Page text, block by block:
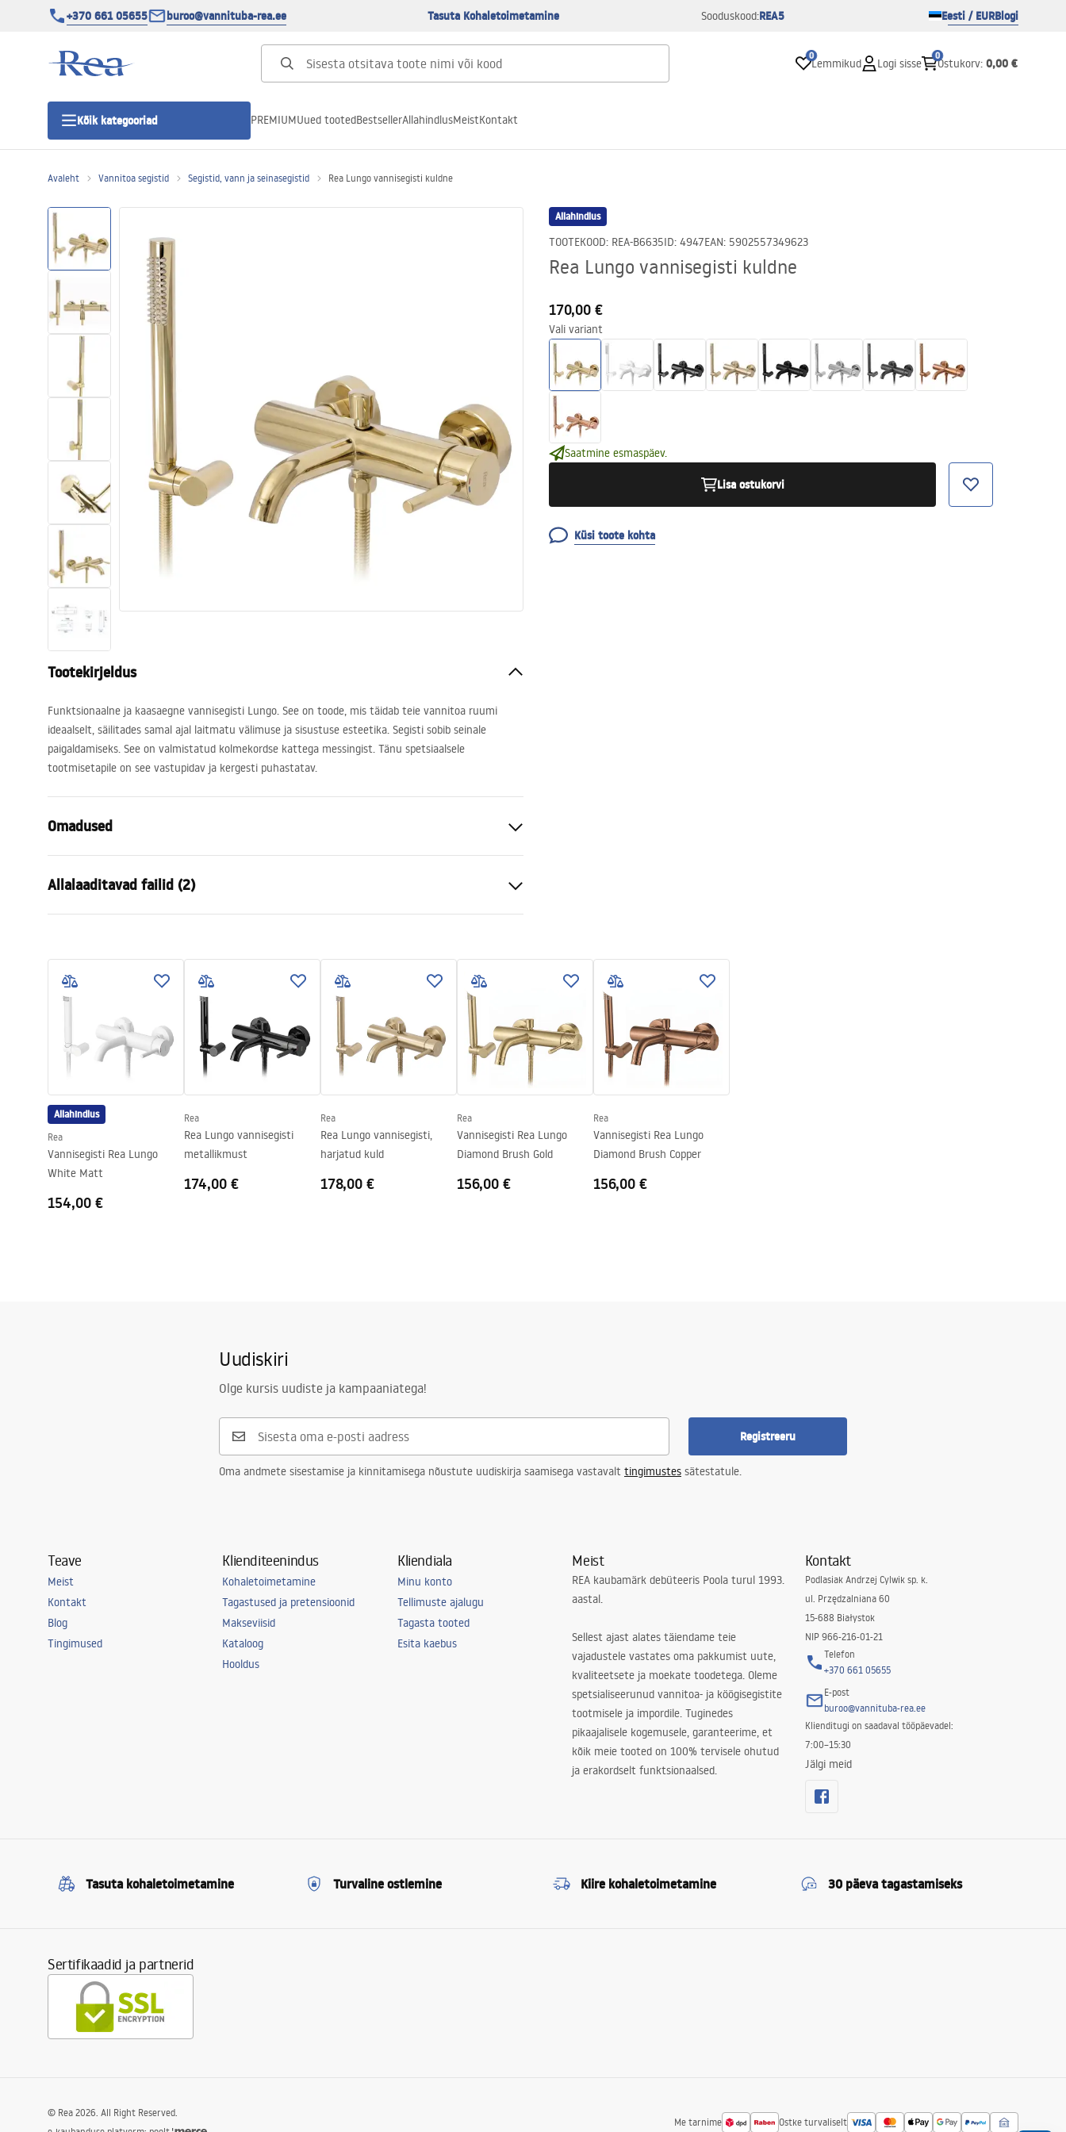
+370 661 05655 buroo@vannituba-rea.ee Tasuta Kohaletoimetamine Sooduskood:REA5 Eesti / EURBlogi
0
Lemmikud Logi sisse
0
Ostukorv: 0,00 €
Kõik kategooriad
Duši uks
Vannitoa dušialused
Lineaarne duši äravool
Tualettruumid
Vannid ja ekraanid
Vannitoa segistid
Vannitoas dušid
PREMIUMUued tootedBestsellerAllahindlusMeistKontakt
Avaleht Vannitoa segistid Segistid, vann ja seinasegistid Rea Lungo vannisegisti kuldne
Allahindlus
TOOTEKOOD: REA-B6635ID: 4947EAN: 5902557349623
Rea Lungo vannisegisti kuldne
170,00 €
Vali variant
Saatmine esmaspäev.
Lisa ostukorvi
Küsi toote kohta
Tootekirjeldus
Funktsionaalne ja kaasaegne vannisegisti Lungo. See on toode, mis täidab teie vannitoa ruumi
ideaalselt, säilitades samal ajal laitmatu välimuse ja sisustuse esteetika. Segisti sobib seinale
paigaldamiseks. See on valmistatud kolmekordse kattega messingist. Tänu spetsiaalsele
tootmisetapile on see vastupidav ja kergesti puhastatav.
Omadused
Paigaldusviis
Värv
Kuld
Väljalaskeava ulatus
mm
Kattetehnoloogia
PVD
Ühenduse läbimõõt
Ühenduste vahekaugus
150mm
Garantii
5 aastat
Allalaaditavad failid (2)
Warranty_Terms_and_Conditions_
Faucets_-_5.pdf
Allahindlus
Rea
Vannisegisti Rea Lungo
White Matt
154,00 €
Rea
Rea Lungo vannisegisti
metallikmust
174,00 €
Rea
Rea Lungo vannisegisti,
harjatud kuld
178,00 €
Rea
Vannisegisti Rea Lungo
Diamond Brush Gold
156,00 €
Rea
Vannisegisti Rea Lungo
Diamond Brush Copper
156,00 €
Uudiskiri
Olge kursis uudiste ja kampaaniatega!
Registreeru
Oma andmete sisestamise ja kinnitamisega nõustute uudiskirja saamisega vastavalt tingimustes sätestatule.
Teave
Meist
Kontakt
Blog
Tingimused
Klienditeenindus
Kohaletoimetamine
Tagastused ja pretensioonid
Makseviisid
Kataloog
Hooldus
Kliendiala
Minu konto
Tellimuste ajalugu
Tagasta tooted
Esita kaebus
Meist
REA kaubamärk debüteeris Poola turul 1993.
aastal.
Sellest ajast alates täiendame teie
vajadustele vastates oma pakkumist uute,
kvaliteetsete ja moekate toodetega. Oleme
spetsialiseerunud vannitoa- ja köögisegistite
tootmisele ja impordile. Tuginedes
pikaajalisele kogemusele, garanteerime, et
kõik meie tooted on 100% tervisele ohutud
ja erakordselt funktsionaalsed.
Kontakt
Podlasiak Andrzej Cylwik sp. k.
ul. Przędzalniana 60
15-688 Białystok
NIP 966-216-01-21
Telefon
+370 661 05655
E-post
buroo@vannituba-rea.ee
Klienditugi on saadaval tööpäevadel:
7:00–15:30
Jälgi meid
Tasuta kohaletoimetamine Turvaline ostlemine Kiire kohaletoimetamine 30 päeva tagastamiseks
Sertifikaadid ja partnerid
Me tarnime Ostke turvaliselt
© Rea 2026. All Right Reserved.